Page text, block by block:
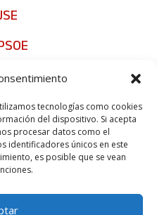
tecnologías como cookies
del dispositivo. Si acepta
procesar datos como el
identificadores únicos en este
es posible que se vean